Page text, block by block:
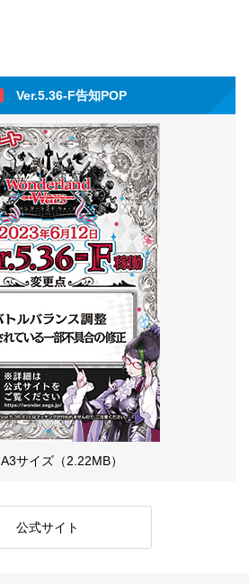
Ver.5.36-F告知POP
A3サイズ（2.22MB）
公式サイト